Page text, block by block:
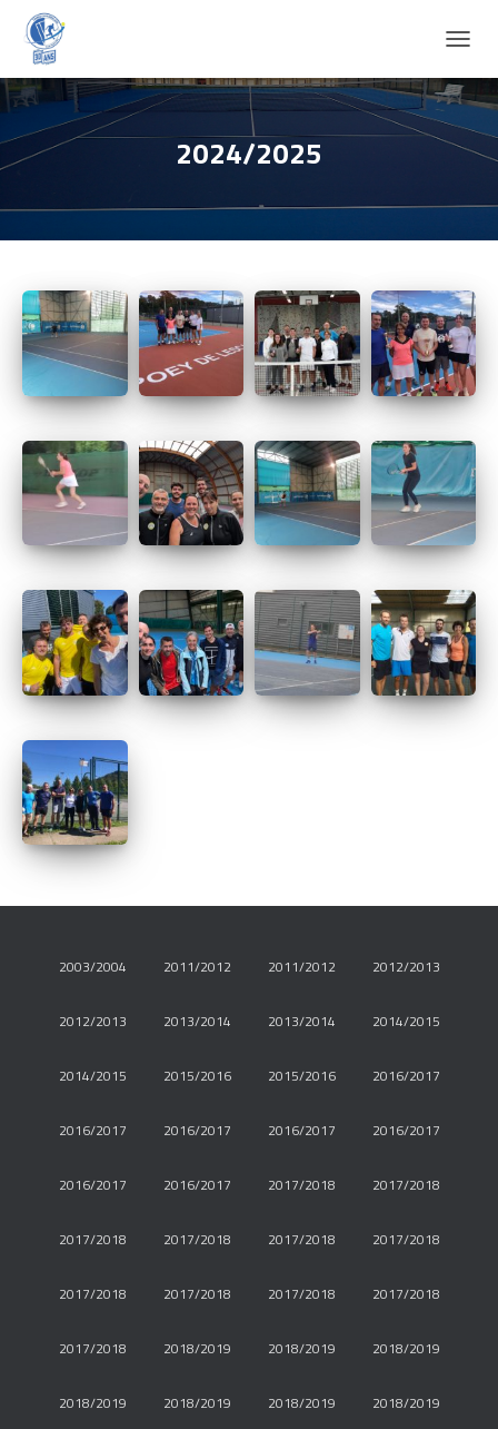
É
P
I
L
N
V
I
G
A
T
I
O
N
2024/2025
2003/2004 2011/2012 2011/2012 2012/2013
2012/2013 2013/2014 2013/2014 2014/2015
2014/2015 2015/2016 2015/2016 2016/2017
2016/2017 2016/2017 2016/2017 2016/2017
2016/2017 2016/2017 2017/2018 2017/2018
2017/2018 2017/2018 2017/2018 2017/2018
2017/2018 2017/2018 2017/2018 2017/2018
2017/2018 2018/2019 2018/2019 2018/2019
2018/2019 2018/2019 2018/2019 2018/2019